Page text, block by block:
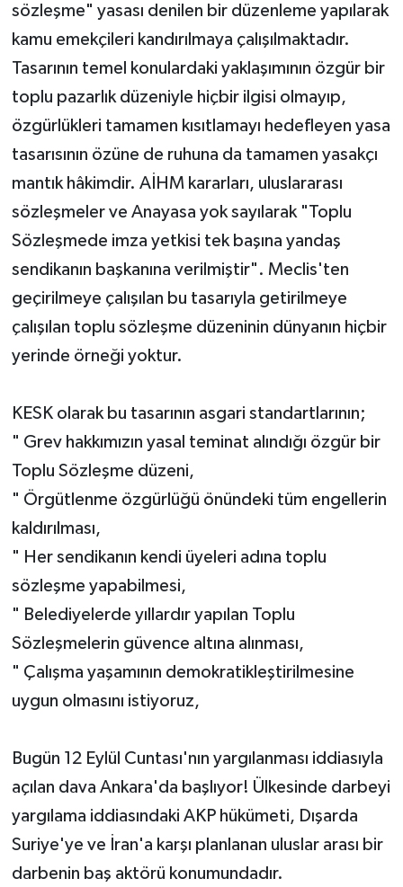
sözleşme" yasası denilen bir düzenleme yapılarak
kamu emekçileri kandırılmaya çalışılmaktadır.
Tasarının temel konulardaki yaklaşımının özgür bir
toplu pazarlık düzeniyle hiçbir ilgisi olmayıp,
özgürlükleri tamamen kısıtlamayı hedefleyen yasa
tasarısının özüne de ruhuna da tamamen yasakçı
mantık hâkimdir. AİHM kararları, uluslararası
sözleşmeler ve Anayasa yok sayılarak "Toplu
Sözleşmede imza yetkisi tek başına yandaş
sendikanın başkanına verilmiştir". Meclis'ten
geçirilmeye çalışılan bu tasarıyla getirilmeye
çalışılan toplu sözleşme düzeninin dünyanın hiçbir
yerinde örneği yoktur.
KESK olarak bu tasarının asgari standartlarının;
" Grev hakkımızın yasal teminat alındığı özgür bir
Toplu Sözleşme düzeni,
" Örgütlenme özgürlüğü önündeki tüm engellerin
kaldırılması,
" Her sendikanın kendi üyeleri adına toplu
sözleşme yapabilmesi,
" Belediyelerde yıllardır yapılan Toplu
Sözleşmelerin güvence altına alınması,
" Çalışma yaşamının demokratikleştirilmesine
uygun olmasını istiyoruz,
Bugün 12 Eylül Cuntası'nın yargılanması iddiasıyla
açılan dava Ankara'da başlıyor! Ülkesinde darbeyi
yargılama iddiasındaki AKP hükümeti, Dışarda
Suriye'ye ve İran'a karşı planlanan uluslar arası bir
darbenin baş aktörü konumundadır.